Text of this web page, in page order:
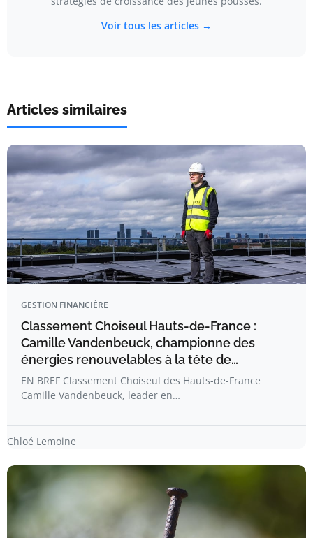
Voir tous les articles →
Articles similaires
GESTION FINANCIÈRE
Classement Choiseul Hauts-de-France :
Camille Vandenbeuck, championne des
énergies renouvelables à la tête de…
EN BREF Classement Choiseul des Hauts-de-France
Camille Vandenbeuck, leader en…
Chloé Lemoine